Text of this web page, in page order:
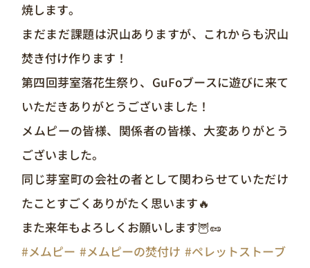
焼します。
まだまだ課題は沢山ありますが、これからも沢山
焚き付け作ります！
第四回芽室落花生祭り、GuFoブースに遊びに来て
いただきありがとうございました！
メムピーの皆様、関係者の皆様、大変ありがとう
ございました。
同じ芽室町の会社の者として関わらせていただけ
たことすごくありがたく思います🔥
また来年もよろしくお願いします🦉🥜
#メムピー #メムピーの焚付け #ペレットストーブ